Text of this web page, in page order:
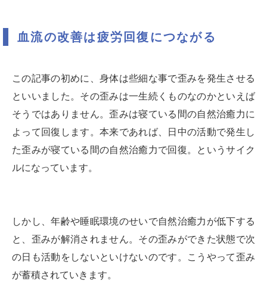
血流の改善は疲労回復につながる
この記事の初めに、身体は些細な事で歪みを発生させる
といいました。その歪みは一生続くものなのかといえば
そうではありません。歪みは寝ている間の自然治癒力に
よって回復します。本来であれば、日中の活動で発生し
た歪みが寝ている間の自然治癒力で回復。というサイク
ルになっています。
しかし、年齢や睡眠環境のせいで自然治癒力が低下する
と、歪みが解消されません。その歪みができた状態で次
の日も活動をしないといけないのです。こうやって歪み
が蓄積されていきます。